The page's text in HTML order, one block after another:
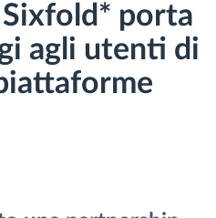
di guida
porta
agli utenti di